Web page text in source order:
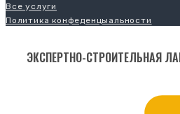
Все услуги
Политика конфеденцыальности
ЭКСПЕРТНО-СТРОИТЕЛЬНАЯ